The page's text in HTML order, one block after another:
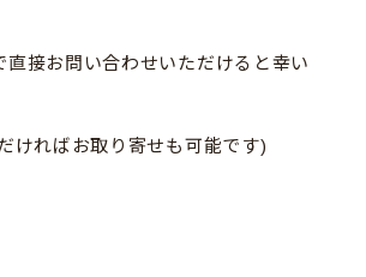
直接お問い合わせいただけると幸い
ければお取り寄せも可能です)